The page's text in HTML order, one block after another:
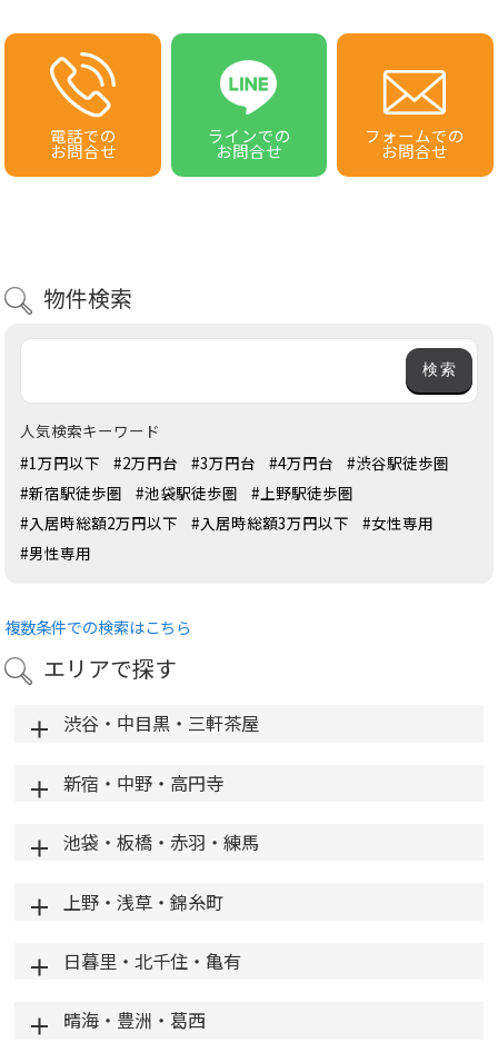
電話での
お問合せ
ラインでの
お問合せ
フォームでの
お問合せ
物件検索
人気検索キーワード
#1万円以下
#2万円台 #3万円台 #4万円台
#渋谷駅徒歩圏
#新宿駅徒歩圏
#池袋駅徒歩圏
#上野駅徒歩圏
#入居時総額2万円以下
#入居時総額3万円以下
#女性専用
#男性専用
複数条件での検索はこちら
エリアで探す
渋谷・中目黒・三軒茶屋
新宿・中野・高円寺
池袋・板橋・赤羽・練馬
上野・浅草・錦糸町
日暮里・北千住・亀有
晴海・豊洲・葛西